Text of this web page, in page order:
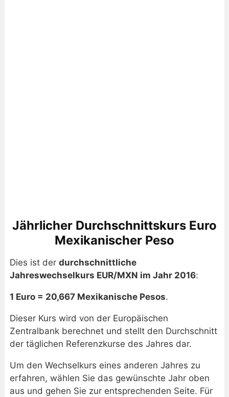
Jährlicher Durchschnittskurs Euro
Mexikanischer Peso
Dies ist der durchschnittliche
Jahreswechselkurs EUR/MXN im Jahr 2016:
1 Euro = 20,667 Mexikanische Pesos.
Dieser Kurs wird von der Europäischen
Zentralbank berechnet und stellt den Durchschnitt
der täglichen Referenzkurse des Jahres dar.
Um den Wechselkurs eines anderen Jahres zu
erfahren, wählen Sie das gewünschte Jahr oben
aus und gehen Sie zur entsprechenden Seite. Für